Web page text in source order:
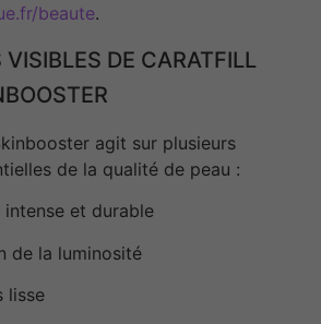
beaute.
VISIBLES DE CARATFILL
agit sur plusieurs
de la qualité de peau :
et durable
de la luminosité
lisse